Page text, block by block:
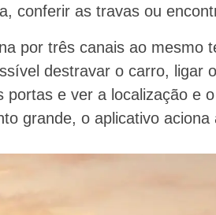
conferir as travas ou
por três canais ao
destravar o carro, ligar
portas e ver a localização e
grande, o aplicativo